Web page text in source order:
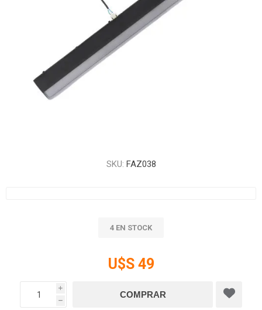
SKU: FAZ038
4 EN STOCK
U$S 49
i
h